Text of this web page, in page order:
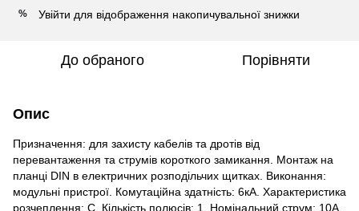
% Увійти для відображення накопичувальної знижки
До обраного Порівняти
Опис
Призначення: для захисту кабелів та дротів від
перевантаження та струмів короткого замикання. Монтаж на
планці DIN в електричних розподільчих щитках. Виконання:
модульні пристрої. Комутаційна здатність: 6кА. Характеристика
розчеплення: C. Кількість полюсів: 1. Номінальний струм: 10А.